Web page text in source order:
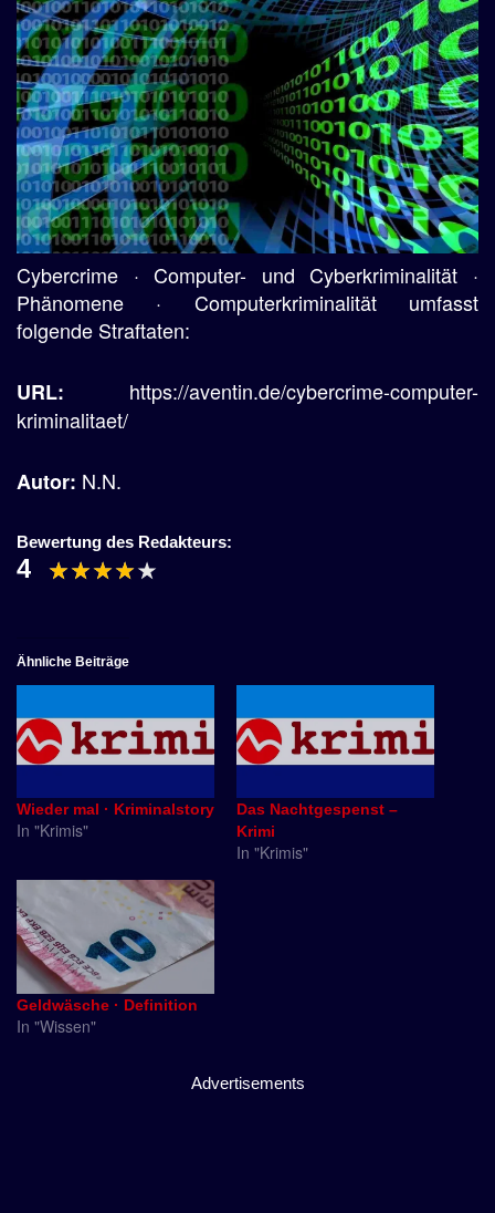
Cybercrime · Computer- und Cyberkriminalität ·
Phänomene · Computerkriminalität umfasst
folgende Straftaten:
URL: https://aventin.de/cybercrime-computer-
kriminalitaet/
Autor: N.N.
Bewertung des Redakteurs:
4
Ähnliche Beiträge
Wieder mal · Kriminalstory
In "Krimis"
Das Nachtgespenst –
Krimi
In "Krimis"
Geldwäsche · Definition
In "Wissen"
Advertisements